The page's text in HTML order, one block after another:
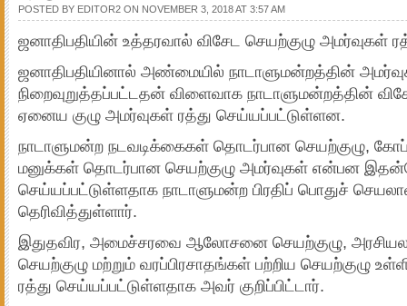
POSTED BY EDITOR2 ON NOVEMBER 3, 2018 AT 3:57 AM
ஜனாதிபதியின் உத்தரவால் விசேட செயற்குழு அமர்வுகள்
ஜனாதிபதியினால் அண்மையில் நாடாளுமன்றத்தின்
நிறைவுறுத்தப்பட்டதன் விளைவாக நாடாளுமன்றத்தின்
ஏனைய குழு அமர்வுகள் ரத்து செய்யப்பட்டுள்ளன.
நாடாளுமன்ற நடவடிக்கைகள் தொடர்பான செயற்குழு, கோப்
மனுக்கள் தொடர்பான செயற்குழு அமர்வுகள் என்பன
செய்யப்பட்டுள்ளதாக நாடாளுமன்ற பிரதிப் பொதுச்
தெரிவித்துள்ளார்.
இதுதவிர, அமைச்சரவை ஆலோசனை செயற்குழு,
செயற்குழு மற்றும் வரப்பிரசாதங்கள் பற்றிய செயற்குழு
ரத்து செய்யப்பட்டுள்ளதாக அவர் குறிப்பிட்டார்.